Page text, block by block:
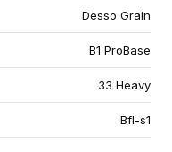
Desso Grain
B1 ProBase
33 Heavy
Bfl-s1